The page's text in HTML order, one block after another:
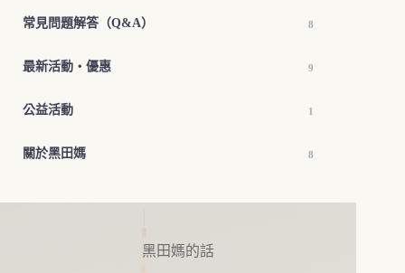
常見問題解答（Q&A） 8
最新活動・優惠 9
公益活動 1
關於黑田媽 8
黑田媽的話